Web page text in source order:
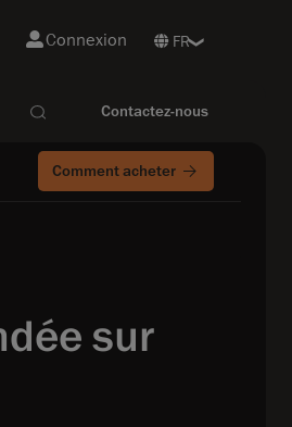
Connexion
Contactez-nous
Comment acheter
sur